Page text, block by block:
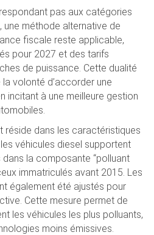
pas aux catégories
une méthode alternative de
fiscale reste applicable,
pour 2027 et des tarifs
de puissance. Cette dualité
volonté d’accorder une
incitant à une meilleure gestion
réside dans les caractéristiques
véhicules diesel supportent
la composante “polluant
immatriculés avant 2015. Les
également été ajustés pour
Cette mesure permet de
les véhicules les plus polluants,
moins émissives.